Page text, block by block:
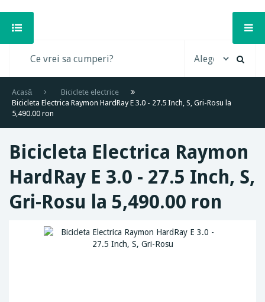
Acasă
Biciclete electrice
Bicicleta Electrica Raymon HardRay E 3.0 - 27.5 Inch, S, Gri-Rosu la
5,490.00 ron
Bicicleta Electrica Raymon
HardRay E 3.0 - 27.5 Inch, S,
Gri-Rosu la 5,490.00 ron